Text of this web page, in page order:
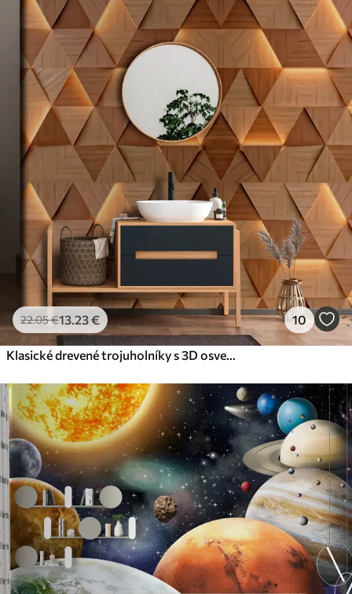
22.05€13.23€ 10
Klasické drevené trojuholníky s 3D osvetlením